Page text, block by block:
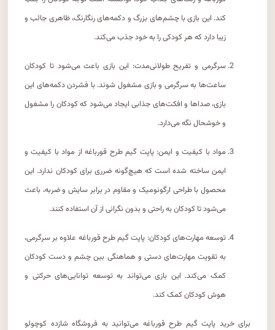
کند. این بازی با چشم‌های بزرگ و دکمه‌های رنگارنگ، ظاهری جالب و
زیبا دارد که هر کودکی را به خود جذب می‌کند.
سرگرمی و تفریح طولانی‌مدت: این بازی باعث می‌شود تا کودکان
ساعت‌ها به سرگرمی و بازی مشغول شوند. با فشردن دکمه‌های این
بازی، صداها و افکت‌های جذابی ایجاد می‌شود که کودکان را مشغول
و خوشحال نگه می‌دارد.
مواد با کیفیت و ایمن: پاپت گیم طرح قورباغه از مواد با کیفیت و
ایمن ساخته شده است که هیچ‌گونه ضرری برای کودکان ندارد. این
محصول با طراحی ارگونومیک و مقاوم در برابر سایش و ضربه، باعث
می‌شود تا کودکان به راحتی و بدون نگرانی از آن استفاده کنند.
توسعه مهارت‌های کودکان: پاپت گیم طرح قورباغه علاوه بر سرگرمی،
به تقویت مهارت‌های دستی و هماهنگی بین چشم و دست کودکان
کمک می‌کند. این بازی می‌تواند به توسعه توانایی‌های حرکتی و
هوش کودکان کمک کند.
برای خرید پاپت گیم طرح قورباغه می‌توانید به فروشگاه شازده کوچولو